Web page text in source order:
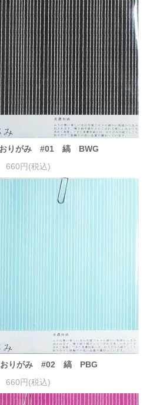
りがみ #01 縞 BWG
660円(税込)
りがみ #02 縞 PBG
660円(税込)